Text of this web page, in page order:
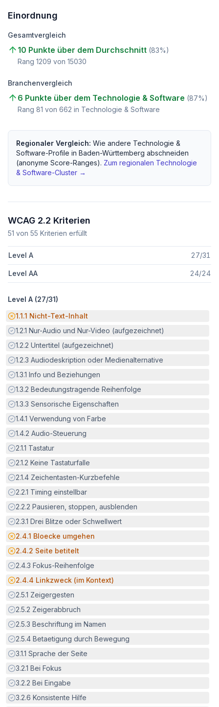
Einordnung
Gesamtvergleich
10 Punkte über dem Durchschnitt (83%)
Rang 1209 von 15030
Branchenvergleich
6 Punkte über dem Technologie & Software (87%)
Rang 81 von 662 in Technologie & Software
Regionaler Vergleich: Wie andere Technologie &
Software-Profile in Baden-Württemberg abschneiden
(anonyme Score-Ranges). Zum regionalen Technologie
& Software-Cluster →
WCAG 2.2 Kriterien
51 von 55 Kriterien erfüllt
Level A 27/31
Level AA 24/24
Level A (27/31)
Potenzielle Barriere:
1.1.1 Nicht-Text-Inhalt
Erfüllt:
1.2.1 Nur-Audio und Nur-Video (aufgezeichnet)
Erfüllt:
1.2.2 Untertitel (aufgezeichnet)
Erfüllt:
1.2.3 Audiodeskription oder Medienalternative
Erfüllt:
1.3.1 Info und Beziehungen
Erfüllt:
1.3.2 Bedeutungstragende Reihenfolge
Erfüllt:
1.3.3 Sensorische Eigenschaften
Erfüllt:
1.4.1 Verwendung von Farbe
Erfüllt:
1.4.2 Audio-Steuerung
Erfüllt:
2.1.1 Tastatur
Erfüllt:
2.1.2 Keine Tastaturfalle
Erfüllt:
2.1.4 Zeichentasten-Kurzbefehle
Erfüllt:
2.2.1 Timing einstellbar
Erfüllt:
2.2.2 Pausieren, stoppen, ausblenden
Erfüllt:
2.3.1 Drei Blitze oder Schwellwert
Potenzielle Barriere:
2.4.1 Bloecke umgehen
Potenzielle Barriere:
2.4.2 Seite betitelt
Erfüllt:
2.4.3 Fokus-Reihenfolge
Potenzielle Barriere:
2.4.4 Linkzweck (im Kontext)
Erfüllt:
2.5.1 Zeigergesten
Erfüllt:
2.5.2 Zeigerabbruch
Erfüllt:
2.5.3 Beschriftung im Namen
Erfüllt:
2.5.4 Betaetigung durch Bewegung
Erfüllt:
3.1.1 Sprache der Seite
Erfüllt:
3.2.1 Bei Fokus
Erfüllt:
3.2.2 Bei Eingabe
Erfüllt:
3.2.6 Konsistente Hilfe